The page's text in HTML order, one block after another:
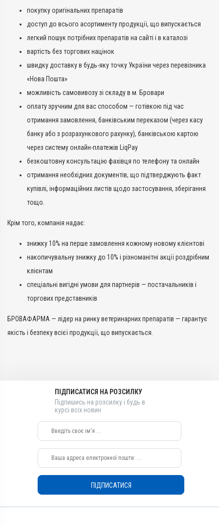
покупку оригінальних препаратів
доступ до всього асортименту продукції, що випускається
легкий пошук потрібних препаратів на сайті і в каталозі
вартість без торгових націнок
швидку доставку в будь-яку точку України через перевізника
«Нова Пошта»
можливість самовивозу зі складу в м. Бровари
оплату зручним для вас способом — готівкою під час
отримання замовлення, банківським переказом (через касу
банку або з розрахункового рахунку), банківською картою
через систему онлайн-платежів LiqPay
безкоштовну консультацію фахівця по телефону та онлайн
отримання необхідних документів, що підтверджують факт
купівлі, інформаційних листів щодо застосування, зберігання
тощо.
Крім того, компанія надає:
знижку 10% на перше замовлення кожному новому клієнтові
накопичувальну знижку до 10% і різноманітні акції роздрібним
клієнтам
спеціальні вигідні умови для партнерів — постачальників і
торгових представників
БРОВАФАРМА — лідер на ринку ветеринарних препаратів — гарантує
якість і безпеку всієї продукції, що випускається.
ПІДПИСАТИСЯ НА РОЗСИЛКУ
Підпишись на розсилку і будь в
курсі всіх новин
ПІДПИСАТИСЯ